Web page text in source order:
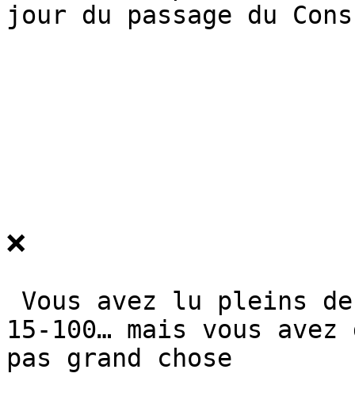
jour du passage du
❌
15-100… mais vous
pas grand chose